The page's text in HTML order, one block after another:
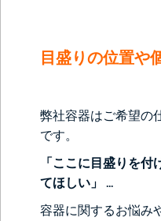
目盛りの位置や
弊社容器はご希望の
です。
「ここに目盛りを
てほしい」 ...
容器に関するお悩み